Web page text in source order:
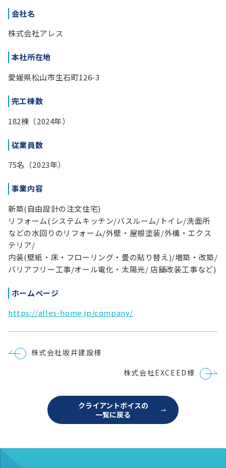
会社名
株式会社アレス
本社所在地
愛媛県松山市生石町126-3
完工棟数
182棟（2024年）
従業員数
75名（2023年）
事業内容
新築(自由設計の注文住宅)
リフォーム(システムキッチン/バスルーム/トイレ/洗面所
などの水回りのリフォーム/外壁・屋根塗装/外構・エクス
テリア/
内装(壁紙・床・フローリング・畳の貼り替え)/増築・改築/
バリアフリー工事/オール電化・太陽光/ 店舗改装工事など)
ホームページ
https://alles-home.jp/company/
投
稿
株式会社坂井建設様
株式会社EXCEED様
クライアントボイスの
一覧に戻る